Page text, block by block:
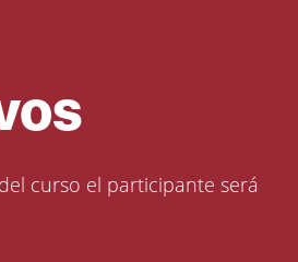
curso el participante será